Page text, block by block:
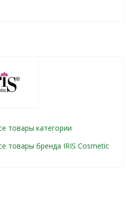
товары категории
товары бренда IRIS Cosmetic